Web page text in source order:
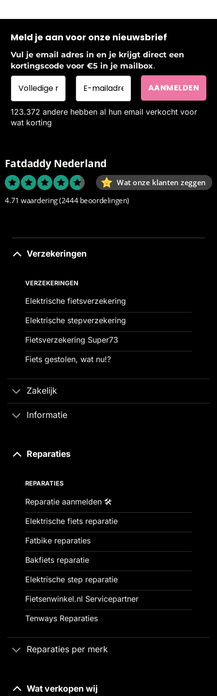
Meld je aan voor onze nieuwsbrief
Vul je email adres in en je krijgt direct een
kortingscode voor €5 in je mailbox.
123.372 andere hebben al hun email verkocht voor
wat korting
Fatdaddy Nederland
Wat onze klanten zeggen
4.71 waardering(2444 beoordelingen)
Verzekeringen
VERZEKERINGEN
Elektrische fietsverzekering
Elektrische stepverzekering
Fietsverzekering Super73
Fiets gestolen, wat nu!?
Zakelijk
Informatie
Reparaties
REPARATIES
Reparatie aanmelden 🛠️
Elektrische fiets reparatie
Fatbike reparaties
Bakfiets reparatie
Elektrische step reparatie
Fietsenwinkel.nl Servicepartner
Tenways Reparaties
Reparaties per merk
Wat verkopen wij